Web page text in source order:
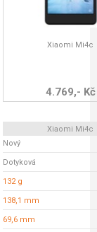
Xiaomi Mi4c
4.769,- Kč
Xiaomi Mi4c
Nový
Dotyková
132 g
138,1 mm
69,6 mm